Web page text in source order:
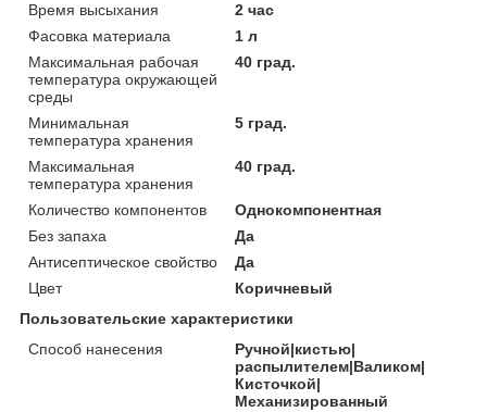
Время высыхания
2 час
Фасовка материала
1 л
Максимальная рабочая
температура окружающей
среды
40 град.
Минимальная
температура хранения
5 град.
Максимальная
температура хранения
40 град.
Количество компонентов
Однокомпонентная
Без запаха
Да
Антисептическое свойство
Да
Цвет
Коричневый
Пользовательские характеристики
Способ нанесения
Ручной|кистью|
распылителем|Валиком|
Кисточкой|
Механизированный